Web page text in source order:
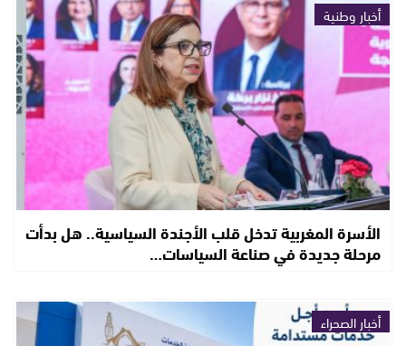
أخبار وطنية
الأسرة المغربية تدخل قلب الأجندة السياسية.. هل بدأت
مرحلة جديدة في صناعة السياسات…
أخبار الصحراء